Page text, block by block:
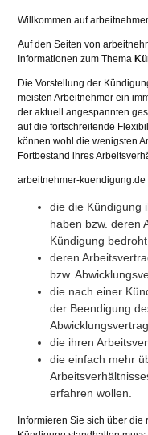
Willkommen auf
Auf den Seiten von
Informationen zum Thema
Die Vorstellung der
meisten Arbeitnehmer ein
der aktuell angespannten
auf die fortschreitende
können wohl die wenigsten
Fortbestand ihres
arbeitnehmer-kuendigung.de
die die Kündigung
haben bzw. deren
Kündigung bedroht
deren
bzw.
die nach einer
der Beendigung
die ihren
die einfach mehr
erfahren wollen.
Informieren Sie sich über